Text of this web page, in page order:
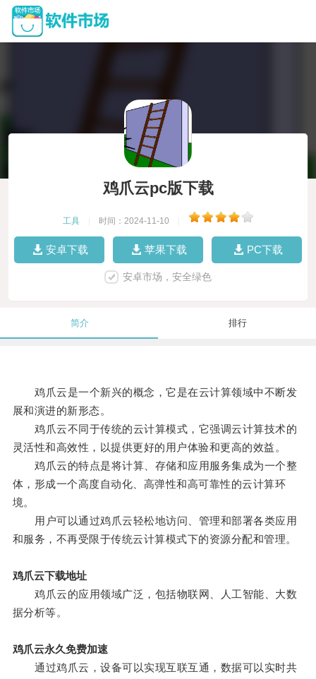
鸡爪云pc版下载
工具 时间：2024-11-10
安卓下载 苹果下载 PC下载
安卓市场，安全绿色
简介 排行
鸡爪云是一个新兴的概念，它是在云计算领域中不断发
展和演进的新形态。
鸡爪云不同于传统的云计算模式，它强调云计算技术的
灵活性和高效性，以提供更好的用户体验和更高的效益。
鸡爪云的特点是将计算、存储和应用服务集成为一个整
体，形成一个高度自动化、高弹性和高可靠性的云计算环
境。
用户可以通过鸡爪云轻松地访问、管理和部署各类应用
和服务，不再受限于传统云计算模式下的资源分配和管理。
鸡爪云下载地址
鸡爪云的应用领域广泛，包括物联网、人工智能、大数
据分析等。
鸡爪云永久免费加速
通过鸡爪云，设备可以实现互联互通，数据可以实时共